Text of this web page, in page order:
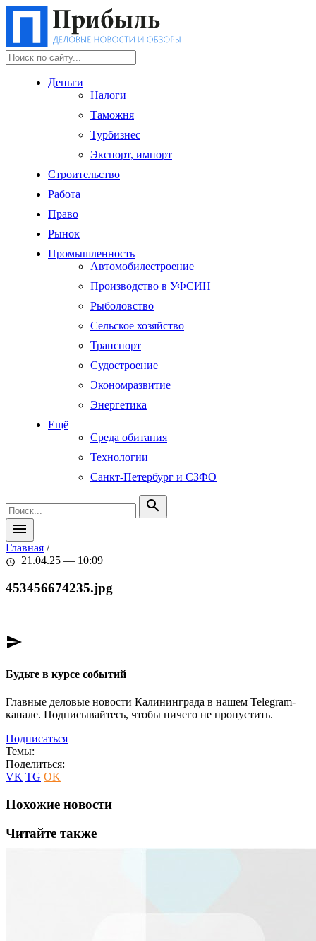
Деньги
Налоги
Таможня
Турбизнес
Экспорт, импорт
Строительство
Работа
Право
Рынок
Промышленность
Автомобилестроение
Производство в УФСИН
Рыболовство
Сельское хозяйство
Транспорт
Судостроение
Экономразвитие
Энергетика
Ещё
Среда обитания
Технологии
Санкт-Петербург и СЗФО
search
menu
Главная /
schedule 21.04.25 — 10:09
453456674235.jpg
send
Будьте в курсе событий
Главные деловые новости Калининграда в нашем Telegram-
канале. Подписывайтесь, чтобы ничего не пропустить.
Подписаться
Темы:
Поделиться:
VK TG OK
Похожие новости
Читайте также